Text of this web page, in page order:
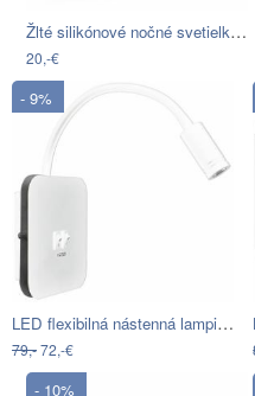
Žlté silikónové nočné svetielko LEGO®…
20,-€
- 9%
LED flexibilná nástenná lampička s USB…
79,-72,-€
- 10%